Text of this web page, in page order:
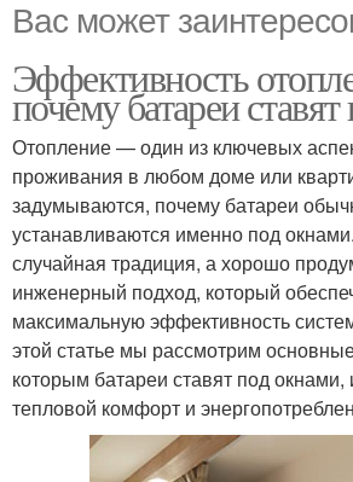
Вас может
Эффективность
почему батареи
Отопление — один из ключевых
проживания в любом доме или
задумываются, почему батареи
устанавливаются именно под
случайная традиция, а хорошо
инженерный подход, который
максимальную эффективность
этой статье мы рассмотрим
которым батареи ставят под окнами,
тепловой комфорт и